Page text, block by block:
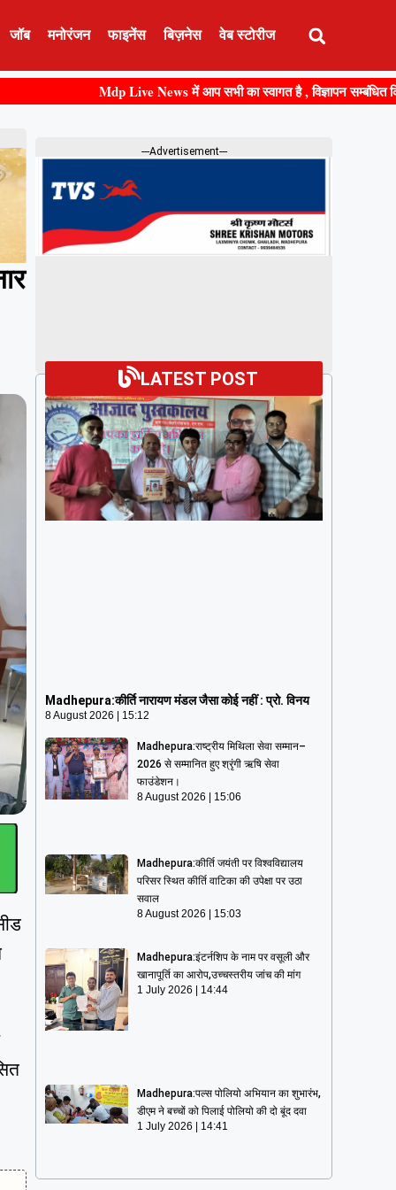
जॉब मनोरंजन फाइनेंस बिज़नेस वेब स्टोरीज
Mdp Live News में आप सभी का स्वागत है , विज्ञापन सम्बंधित किसी भी
---Advertisement---
LATEST POST
Madhepura:कीर्ति नारायण मंडल जैसा कोई नहीं : प्रो. विनय
8 August 2026 15:12
Madhepura:राष्ट्रीय मिथिला सेवा सम्मान–
2026 से सम्मानित हुए श्रृंगी ऋषि सेवा
फाउंडेशन।
8 August 2026
15:06
Madhepura:कीर्ति जयंती पर विश्वविद्यालय
परिसर स्थित कीर्ति वाटिका की उपेक्षा पर उठा
सवाल
8 August 2026
15:03
Madhepura:इंटर्नशिप के नाम पर वसूली और
खानापूर्ति का आरोप,उच्चस्तरीय जांच की मांग
1 July 2026
14:44
Madhepura:पल्स पोलियो अभियान का शुभारंभ,
डीएम ने बच्चों को पिलाई पोलियो की दो बूंद दवा
1 July 2026
14:41